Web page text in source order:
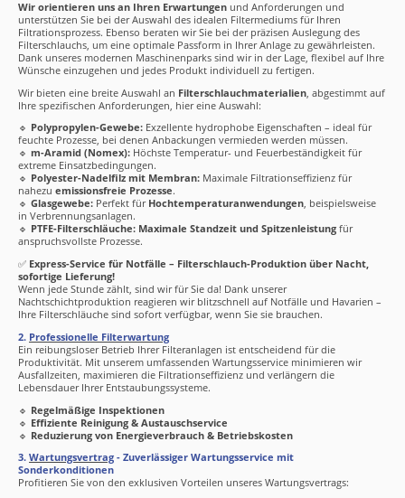
Wir orientieren uns an Ihren Erwartungen und Anforderungen und
unterstützen Sie bei der Auswahl des idealen Filtermediums für Ihren
Filtrationsprozess. Ebenso beraten wir Sie bei der präzisen Auslegung des
Filterschlauchs, um eine optimale Passform in Ihrer Anlage zu gewährleisten.
Dank unseres modernen Maschinenparks sind wir in der Lage, flexibel auf Ihre
Wünsche einzugehen und jedes Produkt individuell zu fertigen.
Wir bieten eine breite Auswahl an Filterschlauchmaterialien , abgestimmt auf
Ihre spezifischen Anforderungen, hier eine Auswahl:
🔹 Polypropylen-Gewebe: Exzellente hydrophobe Eigenschaften – ideal für
feuchte Prozesse, bei denen Anbackungen vermieden werden müssen.
🔹 m-Aramid (Nomex): Höchste Temperatur- und Feuerbeständigkeit für
extreme Einsatzbedingungen.
🔹 Polyester-Nadelfilz mit Membran: Maximale Filtrationseffizienz für
nahezu emissionsfreie Prozesse.
🔹 Glasgewebe: Perfekt für Hochtemperaturanwendungen, beispielsweise
in Verbrennungsanlagen.
🔹 PTFE-Filterschläuche: Maximale Standzeit und Spitzenleistung für
anspruchsvollste Prozesse.
✅ Express-Service für Notfälle – Filterschlauch-Produktion über Nacht,
sofortige Lieferung!
Wenn jede Stunde zählt, sind wir für Sie da! Dank unserer
Nachtschichtproduktion reagieren wir blitzschnell auf Notfälle und Havarien –
Ihre Filterschläuche sind sofort verfügbar, wenn Sie sie brauchen.
2. Professionelle Filterwartung
Ein reibungsloser Betrieb Ihrer Filteranlagen ist entscheidend für die
Produktivität. Mit unserem umfassenden Wartungsservice minimieren wir
Ausfallzeiten, maximieren die Filtrationseffizienz und verlängern die
Lebensdauer Ihrer Entstaubungssysteme.
🔹 Regelmäßige Inspektionen
🔹 Effiziente Reinigung & Austauschservice
🔹 Reduzierung von Energieverbrauch & Betriebskosten
3. Wartungsvertrag - Zuverlässiger Wartungsservice mit
Sonderkonditionen
Profitieren Sie von den exklusiven Vorteilen unseres Wartungsvertrags: